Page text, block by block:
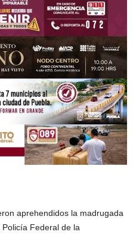
aprehendidos la madrugada
Federal de la